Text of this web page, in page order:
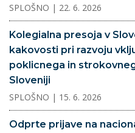
SPLOŠNO | 22. 6. 2026
Kolegialna presoja v
kakovosti pri razvoju
poklicnega in
Sloveniji
SPLOŠNO | 15. 6. 2026
Odprte prijave na